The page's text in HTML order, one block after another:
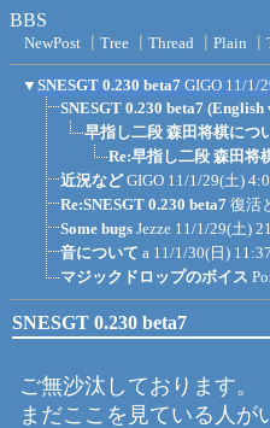
BBS
NewPost Tree Thread Plain
▼ SNESGT 0.230 beta7 GIGO 11/1/
SNESGT 0.230 beta7 (English
早指し二段 森田将棋につ
Re:早指し二段 森田将
近況など GIGO 11/1/29(土)
Re:SNESGT 0.230 beta7 復活
Some bugs Jezze 11/1/29(土)
音について a 11/1/30(日) 11:37
マジックドロップのボイス
SNESGT 0.230 beta7
ご無沙汰しております。
まだここを見ている人が